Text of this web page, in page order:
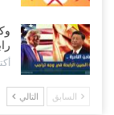
السابق التالي